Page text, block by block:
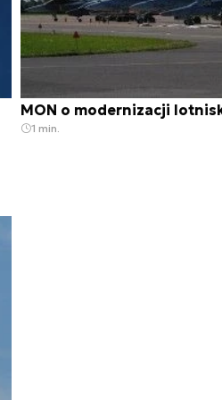
MON o modernizacji
1 min.